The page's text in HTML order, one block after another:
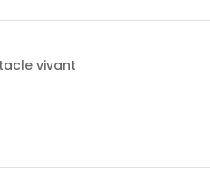
vivant